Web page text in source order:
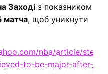
Заході з показником
матча, щоб уникнути
nba/article/
to-be-major-after-